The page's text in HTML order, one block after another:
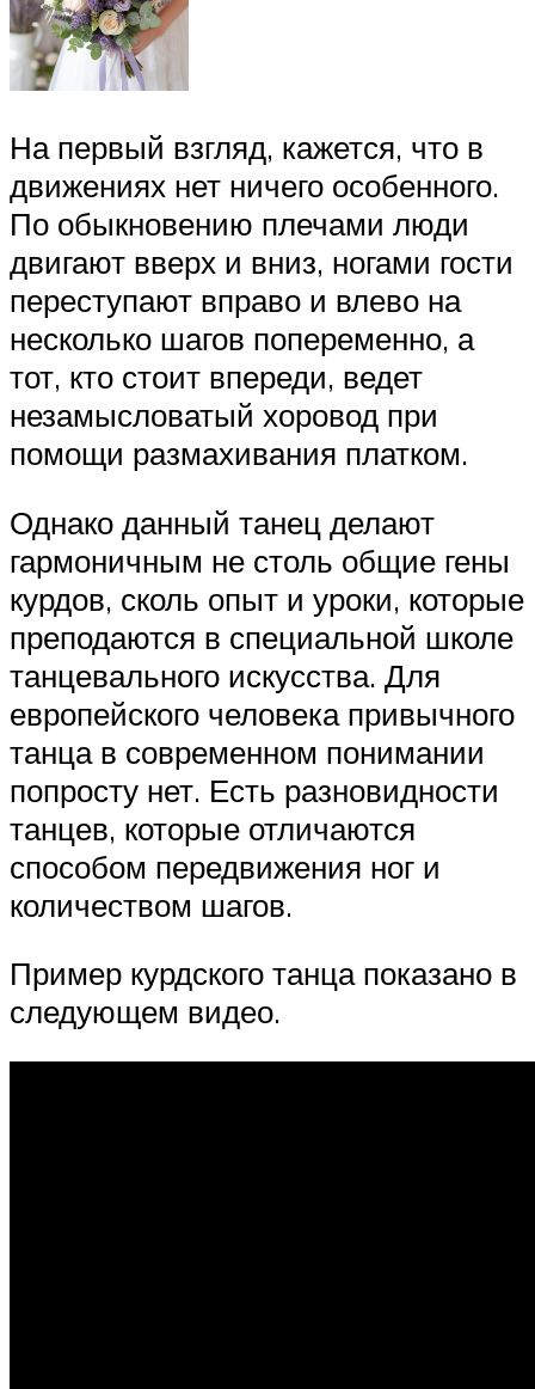
На первый взгляд, кажется, что в
движениях нет ничего особенного.
По обыкновению плечами люди
двигают вверх и вниз, ногами гости
переступают вправо и влево на
несколько шагов попеременно, а
тот, кто стоит впереди, ведет
незамысловатый хоровод при
помощи размахивания платком.
Однако данный танец делают
гармоничным не столь общие гены
курдов, сколь опыт и уроки, которые
преподаются в специальной школе
танцевального искусства. Для
европейского человека привычного
танца в современном понимании
попросту нет. Есть разновидности
танцев, которые отличаются
способом передвижения ног и
количеством шагов.
Пример курдского танца показано в
следующем видео.